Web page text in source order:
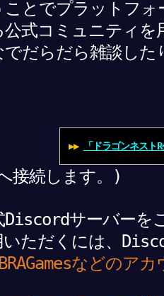
ことでプラットフ
公式コミュニティを
でだらだら雑談し
▶▶ 「ドラゴンネスト
接続します。)
Discordサーバーを
いただくには、
などのア